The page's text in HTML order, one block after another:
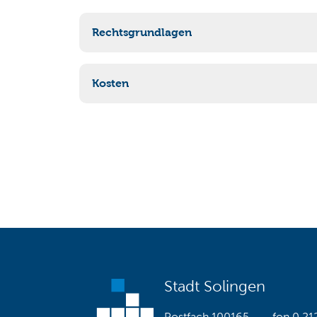
Rechtsgrundlagen
züchten oder halten
zur Schau gestellt werden, halten,
Wirbeltiere, die nicht Nutztiere sind,
Gegenleistung in das Inland verbringen
Kosten
Stadt Solingen